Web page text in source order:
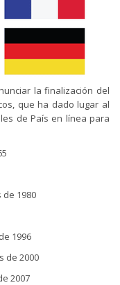
la finalización del
que ha dado lugar al
de País en línea para
1980
1996
2000
2007